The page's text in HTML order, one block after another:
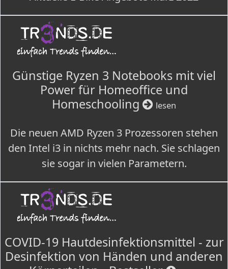
Günstige Ryzen 3 Notebooks mit viel
Power für Homeoffice und
Homeschooling
lesen
Die neuen AMD Ryzen 3 Prozessoren stehen
den Intel i3 in nichts mehr nach. Sie schlagen
sie sogar in vielen Parametern.
COVID-19 Hautdesinfektionsmittel - zur
Desinfektion von Händen und anderen